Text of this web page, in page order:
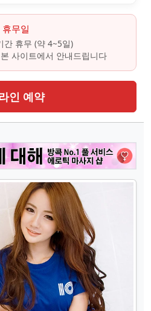
휴무일
휴무 (약 4~5일)
사이트에서 안내드립니다
인 예약